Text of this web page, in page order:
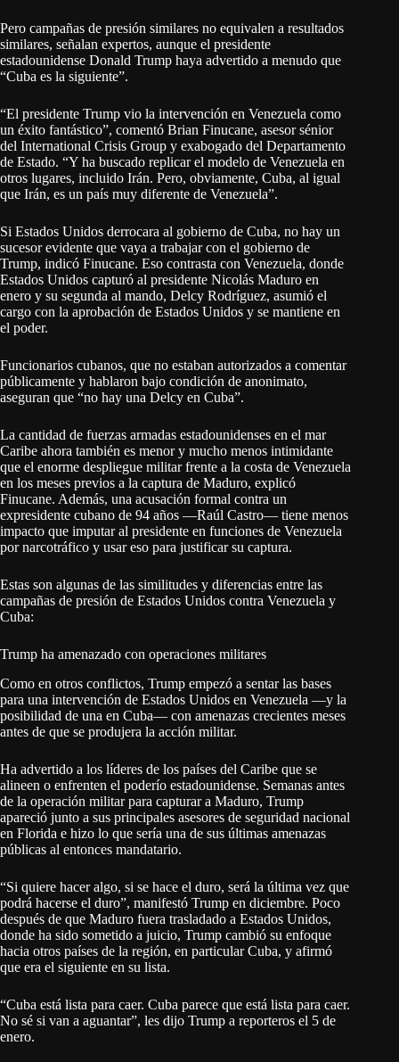
Pero campañas de presión similares no equivalen a resultados
similares, señalan expertos, aunque el presidente
estadounidense Donald Trump haya advertido a menudo que
“Cuba es la siguiente”.
“El presidente Trump vio la intervención en Venezuela como
un éxito fantástico”, comentó Brian Finucane, asesor sénior
del International Crisis Group y exabogado del Departamento
de Estado. “Y ha buscado replicar el modelo de Venezuela en
otros lugares, incluido Irán. Pero, obviamente, Cuba, al igual
que Irán, es un país muy diferente de Venezuela”.
Si Estados Unidos derrocara al gobierno de Cuba, no hay un
sucesor evidente que vaya a trabajar con el gobierno de
Trump, indicó Finucane. Eso contrasta con Venezuela, donde
Estados Unidos capturó al presidente Nicolás Maduro en
enero y su segunda al mando, Delcy Rodríguez, asumió el
cargo con la aprobación de Estados Unidos y se mantiene en
el poder.
Funcionarios cubanos, que no estaban autorizados a comentar
públicamente y hablaron bajo condición de anonimato,
aseguran que “no hay una Delcy en Cuba”.
La cantidad de fuerzas armadas estadounidenses en el mar
Caribe ahora también es menor y mucho menos intimidante
que el enorme despliegue militar frente a la costa de Venezuela
en los meses previos a la captura de Maduro, explicó
Finucane. Además, una acusación formal contra un
expresidente cubano de 94 años —Raúl Castro— tiene menos
impacto que imputar al presidente en funciones de Venezuela
por narcotráfico y usar eso para justificar su captura.
Estas son algunas de las similitudes y diferencias entre las
campañas de presión de Estados Unidos contra Venezuela y
Cuba:
Trump ha amenazado con operaciones militares
Como en otros conflictos, Trump empezó a sentar las bases
para una intervención de Estados Unidos en Venezuela —y la
posibilidad de una en Cuba— con amenazas crecientes meses
antes de que se produjera la acción militar.
Ha advertido a los líderes de los países del Caribe que se
alineen o enfrenten el poderío estadounidense. Semanas antes
de la operación militar para capturar a Maduro, Trump
apareció junto a sus principales asesores de seguridad nacional
en Florida e hizo lo que sería una de sus últimas amenazas
públicas al entonces mandatario.
“Si quiere hacer algo, si se hace el duro, será la última vez que
podrá hacerse el duro”, manifestó Trump en diciembre. Poco
después de que Maduro fuera trasladado a Estados Unidos,
donde ha sido sometido a juicio, Trump cambió su enfoque
hacia otros países de la región, en particular Cuba, y afirmó
que era el siguiente en su lista.
“Cuba está lista para caer. Cuba parece que está lista para caer.
No sé si van a aguantar”, les dijo Trump a reporteros el 5 de
enero.